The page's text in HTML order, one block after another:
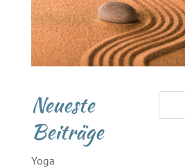
Neueste
Beiträge
Yoga